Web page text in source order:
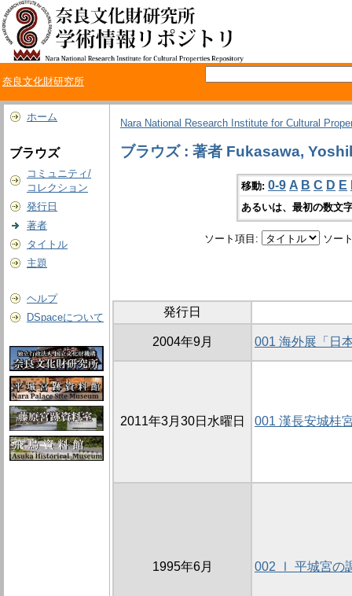
奈良文化財研究所
ホーム
ブラウズ
コミュニティ/
コレクション
発行日
著者
タイトル
主題
ヘルプ
DSpaceについて
Nara National Research Institute for Cultural
ブラウズ : 著者 Fukasawa,
移動: 0-9 A B C D E
あるいは、最初の数文
ソート項目: ソー
発行日
2004年9月 001 海外展「日
2011年3月30日水曜日 001 漢長安城桂
1995年6月 002 Ⅰ 平城宮の